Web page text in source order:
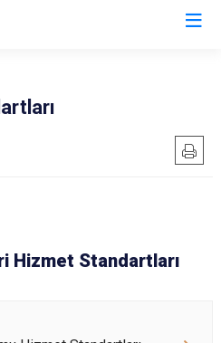
Hizmet Standartları